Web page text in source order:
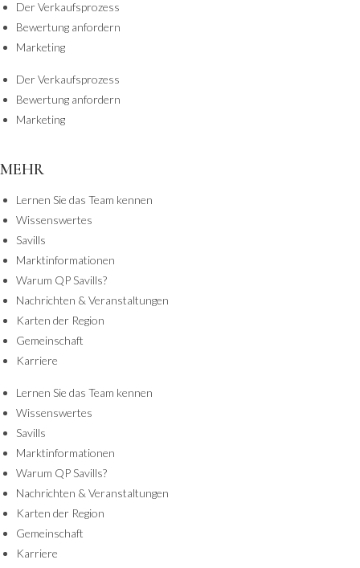
Der Verkaufsprozess
Bewertung anfordern
Marketing
Der Verkaufsprozess
Bewertung anfordern
Marketing
MEHR
Lernen Sie das Team kennen
Wissenswertes
Savills
Marktinformationen
Warum QP Savills?
Nachrichten & Veranstaltungen
Karten der Region
Gemeinschaft
Karriere
Lernen Sie das Team kennen
Wissenswertes
Savills
Marktinformationen
Warum QP Savills?
Nachrichten & Veranstaltungen
Karten der Region
Gemeinschaft
Karriere